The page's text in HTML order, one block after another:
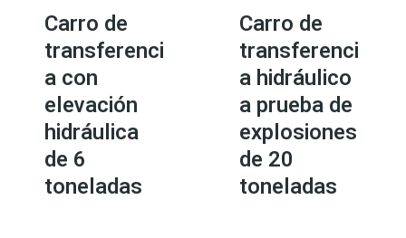
Carro de
transferenci
a con
elevación
hidráulica
de 6
toneladas
Carro de
transferenci
a hidráulico
a prueba de
explosiones
de 20
toneladas